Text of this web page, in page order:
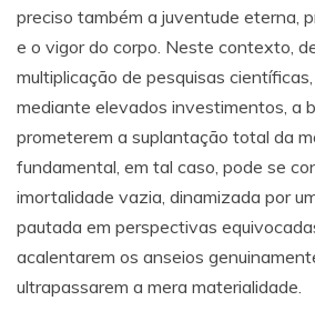
preciso também a juventude eterna,
e o vigor do corpo. Neste contexto,
multiplicação de pesquisas
mediante elevados investimentos, a
prometerem a suplantação total da
fundamental, em tal caso, pode se
imortalidade vazia, dinamizada por
pautada em perspectivas
acalentarem os anseios
ultrapassarem a mera materialidade.